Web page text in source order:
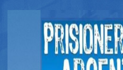
Buscador
Documentos